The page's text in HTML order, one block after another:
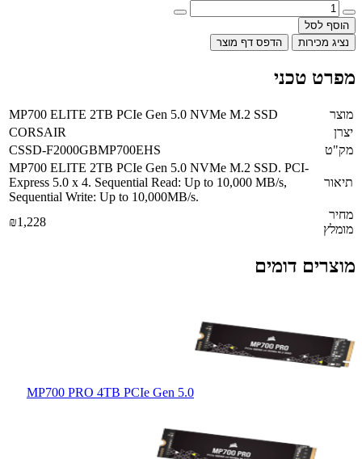
הוסף לסל
נציג מכירות
הדפס דף מוצר
מפרט טכני
מוצר
MP700 ELITE 2TB PCIe Gen 5.0 NVMe M.2 SSD
יצרן
CORSAIR
מק"ט
CSSD-F2000GBMP700EHS
תיאור
MP700 ELITE 2TB PCIe Gen 5.0 NVMe M.2 SSD. PCI-
Express 5.0 x 4. Sequential Read: Up to 10,000 MB/s,
Sequential Write: Up to 10,000MB/s.
מחיר
מומלץ
₪1,228
מוצרים דומים
MP700 PRO 4TB PCIe Gen 5.0